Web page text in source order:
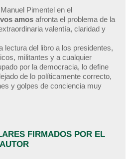
Pimentel en el
amos afronta el problema de la
valentía, claridad y
lectura del libro a los presidentes,
militantes y a cualquier
por la democracia, lo define
de lo políticamente correcto,
y golpes de conciencia muy
FIRMADOS POR EL
AUTOR